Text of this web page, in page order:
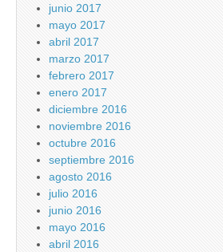
junio 2017
mayo 2017
abril 2017
marzo 2017
febrero 2017
enero 2017
diciembre 2016
noviembre 2016
octubre 2016
septiembre 2016
agosto 2016
julio 2016
junio 2016
mayo 2016
abril 2016